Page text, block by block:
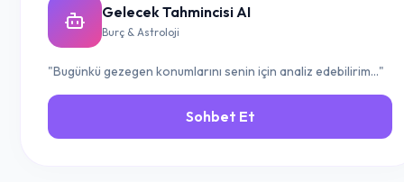
Gelecek Tahmincisi AI
Burç & Astroloji
"Bugünkü gezegen konumlarını senin için analiz edebilirim..."
Sohbet Et